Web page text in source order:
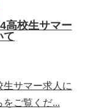
高校生サマー
て
サマー求人に
ご覧くだ...